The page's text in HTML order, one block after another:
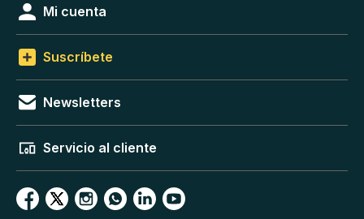
Mi cuenta
Suscríbete
Newsletters
Servicio al cliente